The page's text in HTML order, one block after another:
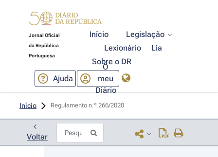
Jornal Oficial
da República
Portuguesa
Início
Legislação
Lexionário
Lia
Sobre o DR
Ajuda
O
meu
Diário
Início Regulamento n.º 266/2020
Voltar